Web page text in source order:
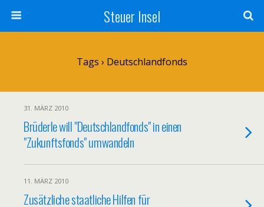
Steuer Insel
Tags › Deutschlandfonds
31. MÄRZ 2010
Brüderle will "Deutschlandfonds" in einen
"Zukunftsfonds" umwandeln
11. MÄRZ 2010
Zusätzliche staatliche Hilfen für